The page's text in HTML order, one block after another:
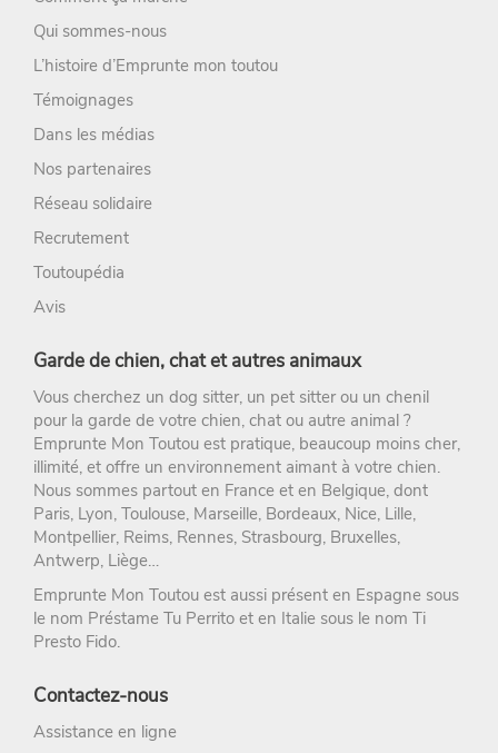
Qui sommes-nous
L’histoire d’Emprunte mon toutou
Témoignages
Dans les médias
Nos partenaires
Réseau solidaire
Recrutement
Toutoupédia
Avis
Garde de chien, chat et autres animaux
Vous cherchez un dog sitter, un pet sitter ou un chenil
pour la garde de votre chien, chat ou autre animal ?
Emprunte Mon Toutou est pratique, beaucoup moins cher,
illimité, et offre un environnement aimant à votre chien.
Nous sommes partout en France et en Belgique, dont
Paris, Lyon, Toulouse, Marseille, Bordeaux, Nice, Lille,
Montpellier, Reims, Rennes, Strasbourg, Bruxelles,
Antwerp, Liège…
Emprunte Mon Toutou est aussi présent en Espagne sous
le nom Préstame Tu Perrito et en Italie sous le nom Ti
Presto Fido.
Contactez-nous
Assistance en ligne